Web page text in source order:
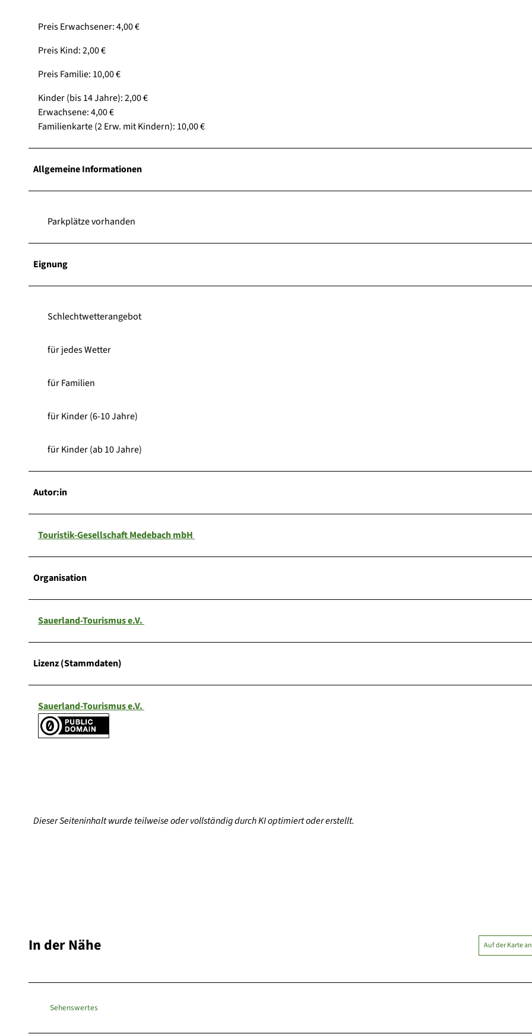
Preis Erwachsener: 4,00 €
Preis Kind: 2,00 €
Preis Familie: 10,00 €
Kinder (bis 14 Jahre): 2,00 €
Erwachsene: 4,00 €
Familienkarte (2 Erw. mit Kindern): 10,00 €
Allgemeine Informationen
Parkplätze vorhanden
Eignung
Schlechtwetterangebot
für jedes Wetter
für Familien
für Kinder (6-10 Jahre)
für Kinder (ab 10 Jahre)
Autor:in
Touristik-Gesellschaft Medebach mbH
Organisation
Sauerland-Tourismus e.V.
Lizenz (Stammdaten)
Sauerland-Tourismus e.V.
Dieser Seiteninhalt wurde teilweise oder vollständig durch KI optimiert oder erstellt.
In der Nähe Auf der Karte
Sehenswertes